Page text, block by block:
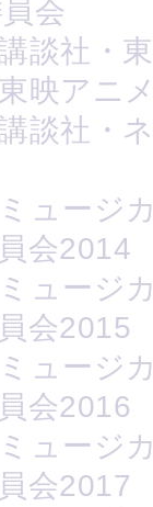
会
談社・
映アニ
談社・
ュージ
会2014
ュージ
会2015
ュージ
会2016
ュージ
会2017